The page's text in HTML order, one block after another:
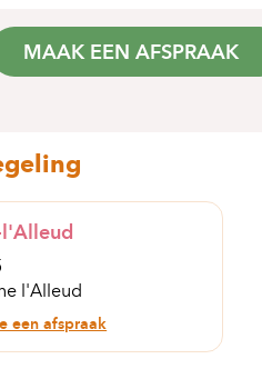
MAAK EEN AFSPRAAK
l'Alleud
een afspraak